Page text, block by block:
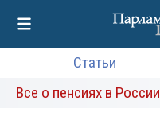
Статьи
Все о пенсиях в России